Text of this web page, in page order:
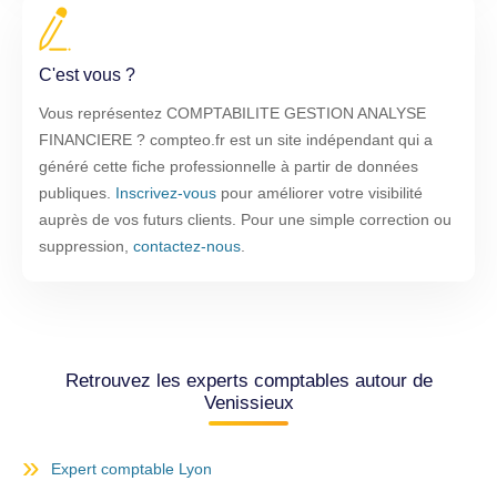
C'est vous ?
Vous représentez COMPTABILITE GESTION ANALYSE
FINANCIERE ? compteo.fr est un site indépendant qui a
généré cette fiche professionnelle à partir de données
publiques. Inscrivez-vous pour améliorer votre visibilité
auprès de vos futurs clients. Pour une simple correction ou
suppression, contactez-nous
Retrouvez les experts comptables autour de
Venissieux
Expert comptable Lyon